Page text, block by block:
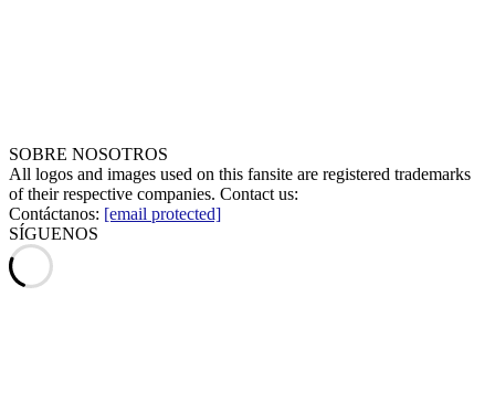
SOBRE NOSOTROS
All logos and images used on this fansite are registered trademarks
of their respective companies. Contact us:
Contáctanos: [email protected]
SÍGUENOS